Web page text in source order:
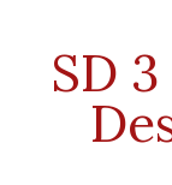
contentSD